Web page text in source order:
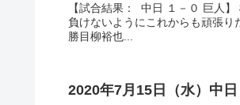
【試合結果： 中日 １－０ 巨人
負けないようにこれからも頑張
勝目柳裕也...
2020年7月15日（水）中